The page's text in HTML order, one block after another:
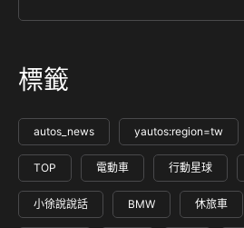
標籤
autos_news yautos:region=tw
TOP 電動車 行動星球
小徐說說話 BMW 休旅車